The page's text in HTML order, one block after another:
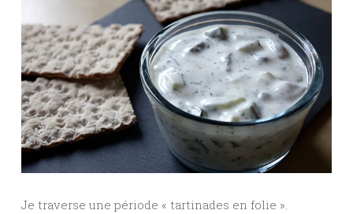
Je traverse une période « tartinades en folie ».